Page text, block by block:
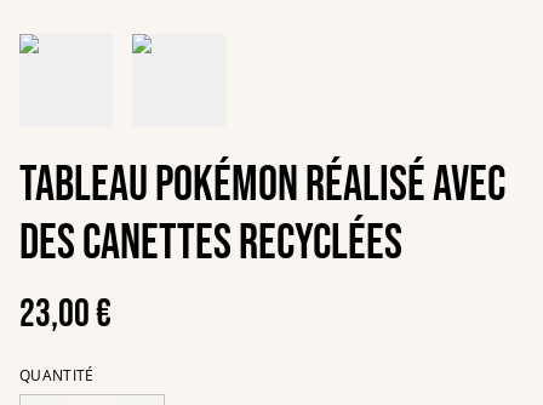
Tableau Pokémon réalisé avec
des canettes recyclées
23,00 €
QUANTITÉ